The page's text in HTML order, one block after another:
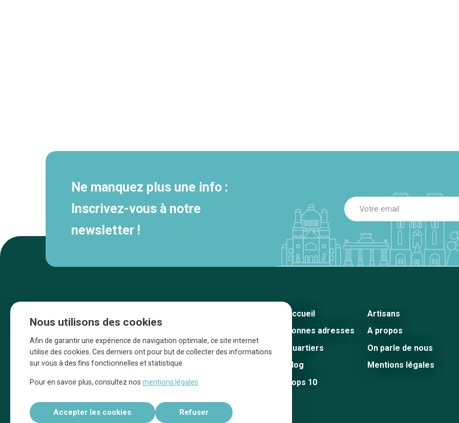
Ne manquez plus une info :
Inscrivez-vous à notre
newsletter !
Une initiative d’Entreprendre Bruxelles pour
la promotion des commerces de la Ville
de Bruxelles
Accueil
Bonnes adresses
Quartiers
Blog
Tops 10
Artisans
A propos
On parle de nous
Mentions légales
Nous utilisons des cookies
Afin de garantir une expérience de navigation optimale, ce site internet
utilise des cookies. Ces derniers ont pour but de collecter des informations
sur vous à des fins fonctionnelles et statistique
Pour en savoir plus, consultez nos mentions légales
Accepter les cookies Refuser